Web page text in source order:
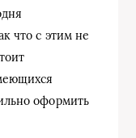
что с этим не
оформить